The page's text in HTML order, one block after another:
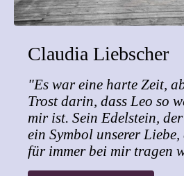
Claudia Liebscher
"Es war eine harte Zeit,
Trost darin, dass Leo so
mir ist. Sein Edelstein,
ein Symbol unserer Liebe,
für immer bei mir tragen